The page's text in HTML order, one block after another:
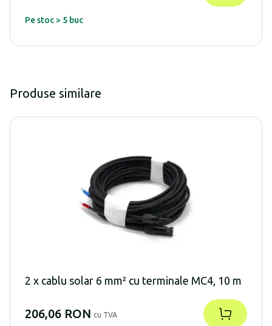
Pe stoc > 5 buc
Produse similare
2 x cablu solar 6 mm² cu terminale MC4, 10 m
206,06 RON cu TVA